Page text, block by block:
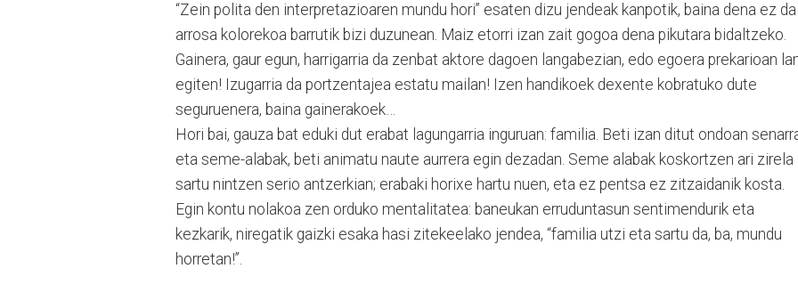
“Zein polita den interpretazioaren mundu hori” esaten dizu jendeak kanpotik, baina dena ez da
arrosa kolorekoa barrutik bizi duzunean. Maiz etorri izan zait gogoa dena pikutara bidaltzeko.
Gainera, gaur egun, harrigarria da zenbat aktore dagoen langabezian, edo egoera prekarioan
egiten! Izugarria da portzentajea estatu mailan! Izen handikoek dexente kobratuko dute
seguruenera, baina gainerakoek…
Hori bai, gauza bat eduki dut erabat lagungarria inguruan: familia. Beti izan ditut ondoan
eta seme-alabak, beti animatu naute aurrera egin dezadan. Seme alabak koskortzen ari zirela
sartu nintzen serio antzerkian; erabaki horixe hartu nuen, eta ez pentsa ez zitzaidanik kosta.
Egin kontu nolakoa zen orduko mentalitatea: baneukan erruduntasun sentimendurik eta
kezkarik, niregatik gaizki esaka hasi zitekeelako jendea, “familia utzi eta sartu da, ba, mundu
horretan!”.